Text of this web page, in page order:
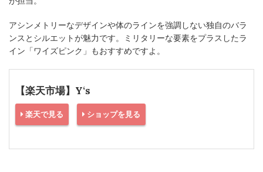
アシンメトリーなデザインや体のラインを強調しない独自のバラ
ンスとシルエットが魅力です。ミリタリーな要素をプラスしたラ
イン「ワイズピンク」もおすすめですよ。
【楽天市場】Y‘s
楽天で見る ショップを見る